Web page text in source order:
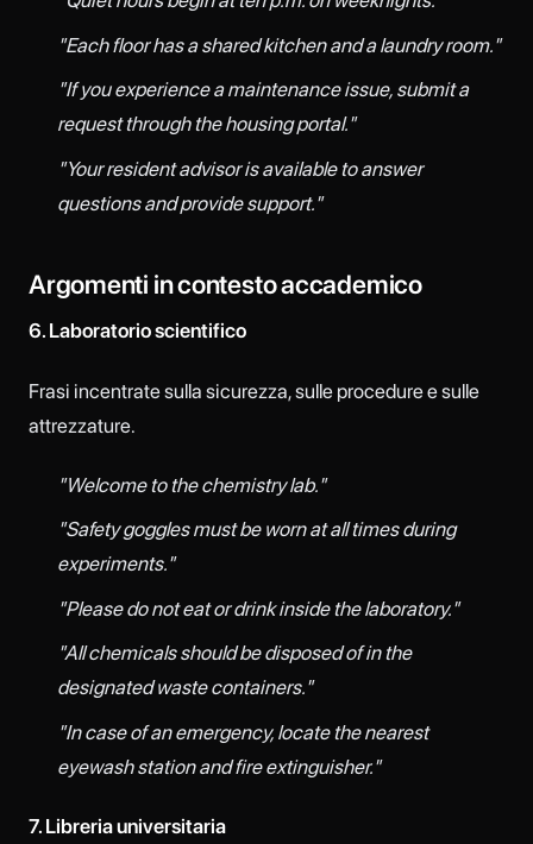
"Each floor has a shared kitchen and a laundry room."
"If you experience a maintenance issue, submit a
request through the housing portal."
"Your resident advisor is available to answer
questions and provide support."
Argomenti in contesto accademico
6. Laboratorio scientifico
Frasi incentrate sulla sicurezza, sulle procedure e sulle
attrezzature.
"Welcome to the chemistry lab."
"Safety goggles must be worn at all times during
experiments."
"Please do not eat or drink inside the laboratory."
"All chemicals should be disposed of in the
designated waste containers."
"In case of an emergency, locate the nearest
eyewash station and fire extinguisher."
7. Libreria universitaria